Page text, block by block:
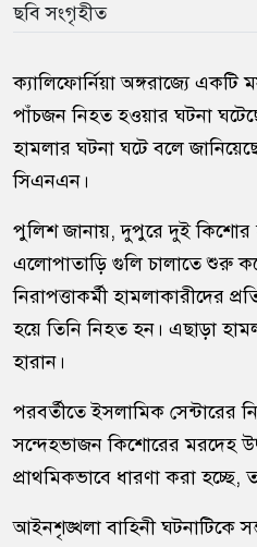
ছবি সংগৃহীত
ক্যালিফোর্নিয়াঅঙ্গরাজ্যে একটি
পাঁচজন নিহত হওয়ার ঘটনা
হামলার ঘটনা ঘটে বলে
সিএনএন।
পুলিশ জানায়, দুপুরে দুই কিশোর
এলোপাতাড়ি গুলি চালাতে শুরু
নিরাপত্তাকর্মী হামলাকারীদের
হয়ে তিনি নিহত হন। এছাড়া
হারান।
পরবর্তীতে ইসলামিক সেন্টারের
সন্দেহভাজন কিশোরের মরদেহ
প্রাথমিকভাবে ধারণা করা হচ্ছে,
আইনশৃঙ্খলা বাহিনী ঘটনাটিকে